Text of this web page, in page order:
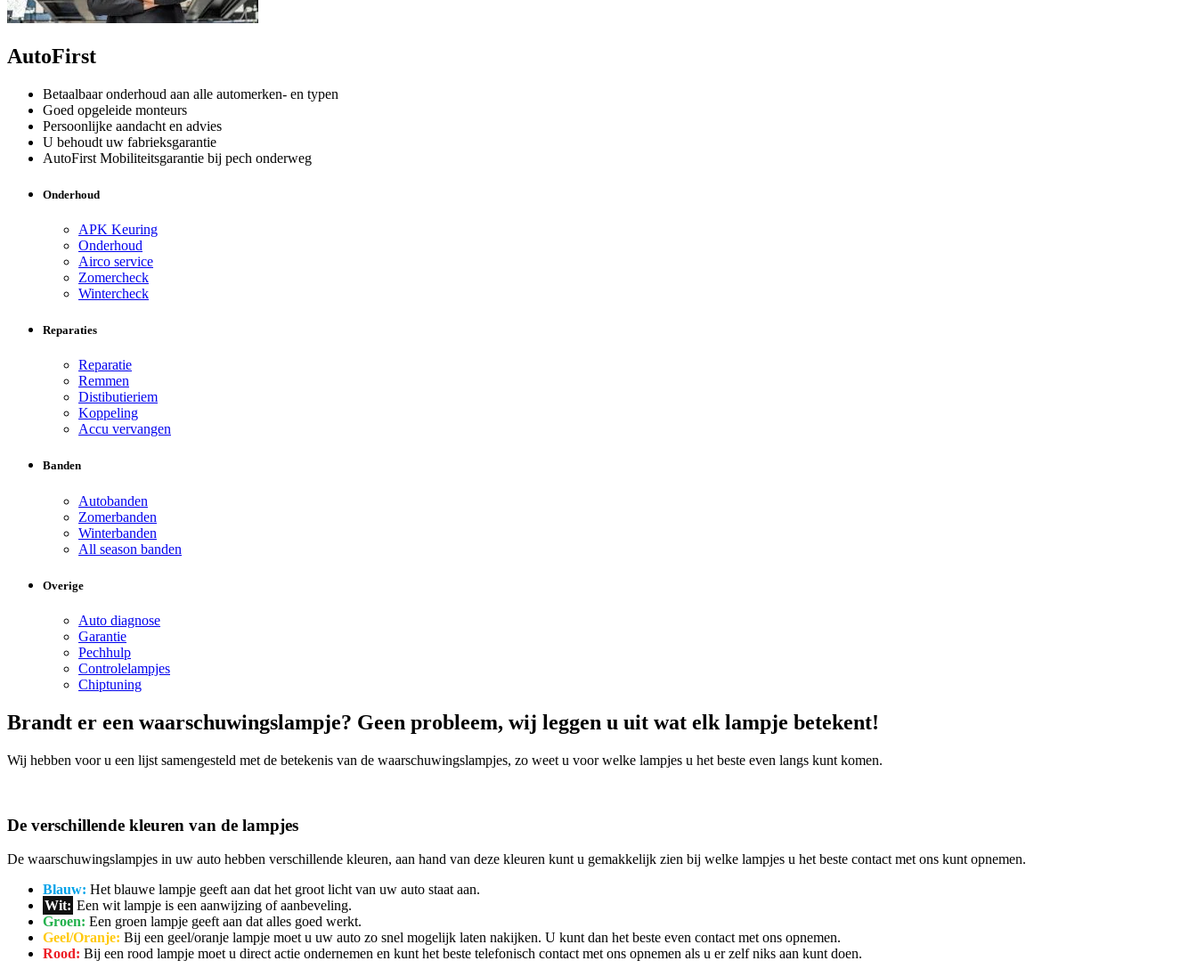
AutoFirst
Betaalbaar onderhoud aan alle automerken- en typen
Goed opgeleide monteurs
Persoonlijke aandacht en advies
U behoudt uw fabrieksgarantie
AutoFirst Mobiliteitsgarantie bij pech onderweg
Onderhoud
APK Keuring
Onderhoud
Airco service
Zomercheck
Wintercheck
Reparaties
Reparatie
Remmen
Distibutieriem
Koppeling
Accu vervangen
Banden
Autobanden
Zomerbanden
Winterbanden
All season banden
Overige
Auto diagnose
Garantie
Pechhulp
Controlelampjes
Chiptuning
Brandt er een waarschuwingslampje? Geen probleem, wij leggen u uit wat elk lampje betekent!
Wij hebben voor u een lijst samengesteld met de betekenis van de waarschuwingslampjes, zo weet u voor welke lampjes u het beste even langs kunt komen.
De verschillende kleuren van de lampjes
De waarschuwingslampjes in uw auto hebben verschillende kleuren, aan hand van deze kleuren kunt u gemakkelijk zien bij welke lampjes u het beste contact met ons kunt opnemen.
Blauw: Het blauwe lampje geeft aan dat het groot licht van uw auto staat aan.
Wit: Een wit lampje is een aanwijzing of aanbeveling.
Groen: Een groen lampje geeft aan dat alles goed werkt.
Geel/Oranje: Bij een geel/oranje lampje moet u uw auto zo snel mogelijk laten nakijken. U kunt dan het beste even contact met ons opnemen.
Rood: Bij een rood lampje moet u direct actie ondernemen en kunt het beste telefonisch contact met ons opnemen als u er zelf niks aan kunt doen.